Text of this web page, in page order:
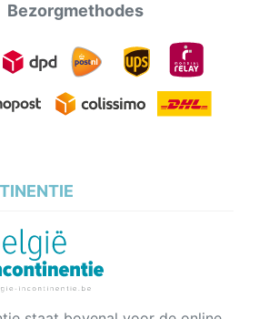
Bezorgmethodes